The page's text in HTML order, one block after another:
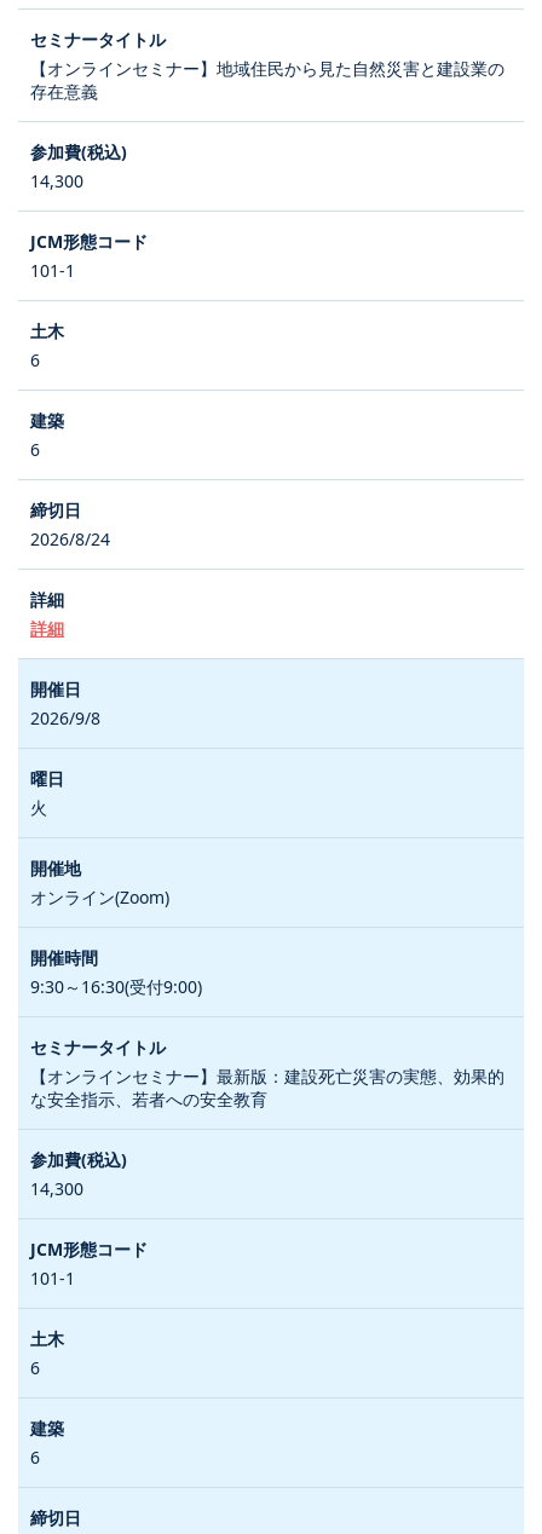
【オンラインセミナー】地域住民から見た自然災害と建設業の
存在意義
14,300
101-1
6
6
2026/8/24
詳細
2026/9/8
火
オンライン(Zoom)
9:30～16:30(受付9:00)
【オンラインセミナー】最新版：建設死亡災害の実態、効果的
な安全指示、若者への安全教育
14,300
101-1
6
6